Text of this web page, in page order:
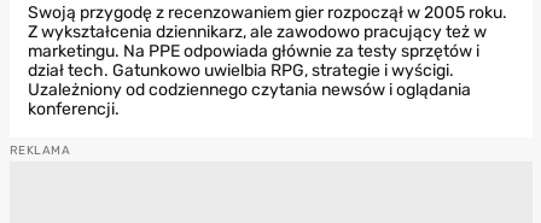
Swoją przygodę z recenzowaniem gier rozpoczął w 2005 roku.
Z wykształcenia dziennikarz, ale zawodowo pracujący też w
marketingu. Na PPE odpowiada głównie za testy sprzętów i
dział tech. Gatunkowo uwielbia RPG, strategie i wyścigi.
Uzależniony od codziennego czytania newsów i oglądania
konferencji.